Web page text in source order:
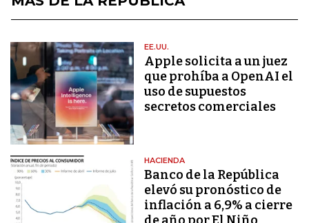
EE.UU.
Apple solicita a un juez
que prohíba a OpenAI el
uso de supuestos
secretos comerciales
HACIENDA
Banco de la República
elevó su pronóstico de
inflación a 6,9% a cierre